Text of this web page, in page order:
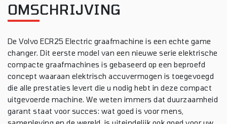
OMSCHRIJVING
De Volvo ECR25 Electric graafmachine is een echte game
changer. Dit eerste model van een nieuwe serie elektrische
compacte graafmachines is gebaseerd op een beproefd
concept waaraan elektrisch accuvermogen is toegevoegd
die alle prestaties levert die u nodig hebt in deze compact
uitgevoerde machine. We weten immers dat duurzaamheid
garant staat voor succes: wat goed is voor mens,